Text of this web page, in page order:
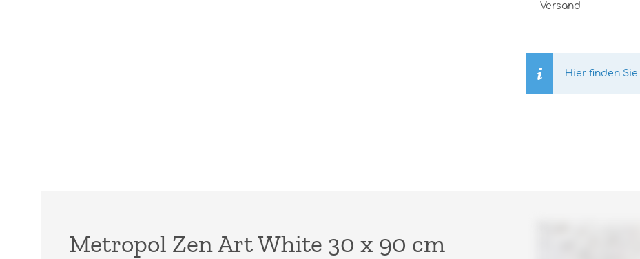
Versand
Hier finden Sie
Metropol Zen Art White 30 x 90 cm